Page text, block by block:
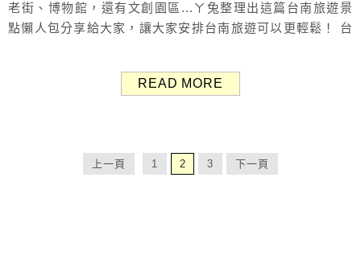
老街、博物館，還有文創園區...ㄚ兔整理出這篇台南旅遊景
點懶人包分享給大家，讓大家安排台南旅遊可以更輕鬆！ 台
次到台南旅遊，可優先考慮標題打星號☆ 的景點，是個人認
READ MORE
上一頁 1 2 3 下一頁